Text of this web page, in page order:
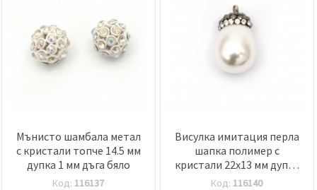
Мънисто шамбала метал
с кристали топче 14.5 мм
дупка 1 мм дъга бяло
Код: 116137
Висулка имитация перла
шапка полимер с
кристали 22x13 мм дупка
2 мм
Код: 116140